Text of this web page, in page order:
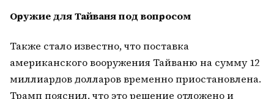
Оружие для Тайваня под вопросом
Также стало известно, что поставка
американского вооружения Тайваню на сумму 12
миллиардов долларов временно приостановлена.
Трамп пояснил, что это решение отложено и